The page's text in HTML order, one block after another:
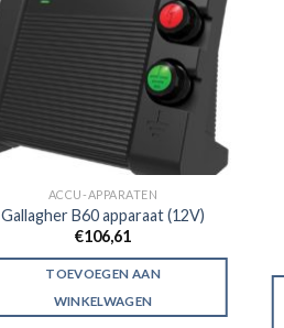
ACCU-APPARATEN
Gallagher B60 apparaat (12V)
€106,61
TOEVOEGEN AAN
WINKELWAGEN